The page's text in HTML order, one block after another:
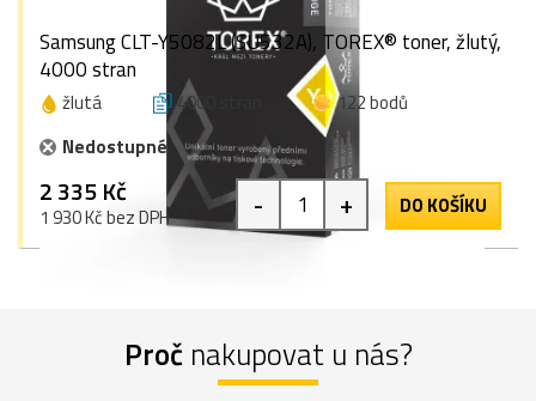
Samsung CLT-Y5082L (SU532A), TOREX® toner, žlutý,
4000 stran
žlutá 4000 stran
122 bodů
Nedostupné
2 335 Kč
1 930 Kč bez DPH - + DO KOŠÍKU
Proč nakupovat u nás?